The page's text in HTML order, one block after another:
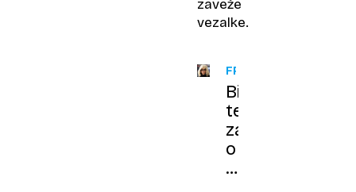
zaveže
vezalke.
FRANCIJA
Bizarna
teorija
zarote
o
Brigitte